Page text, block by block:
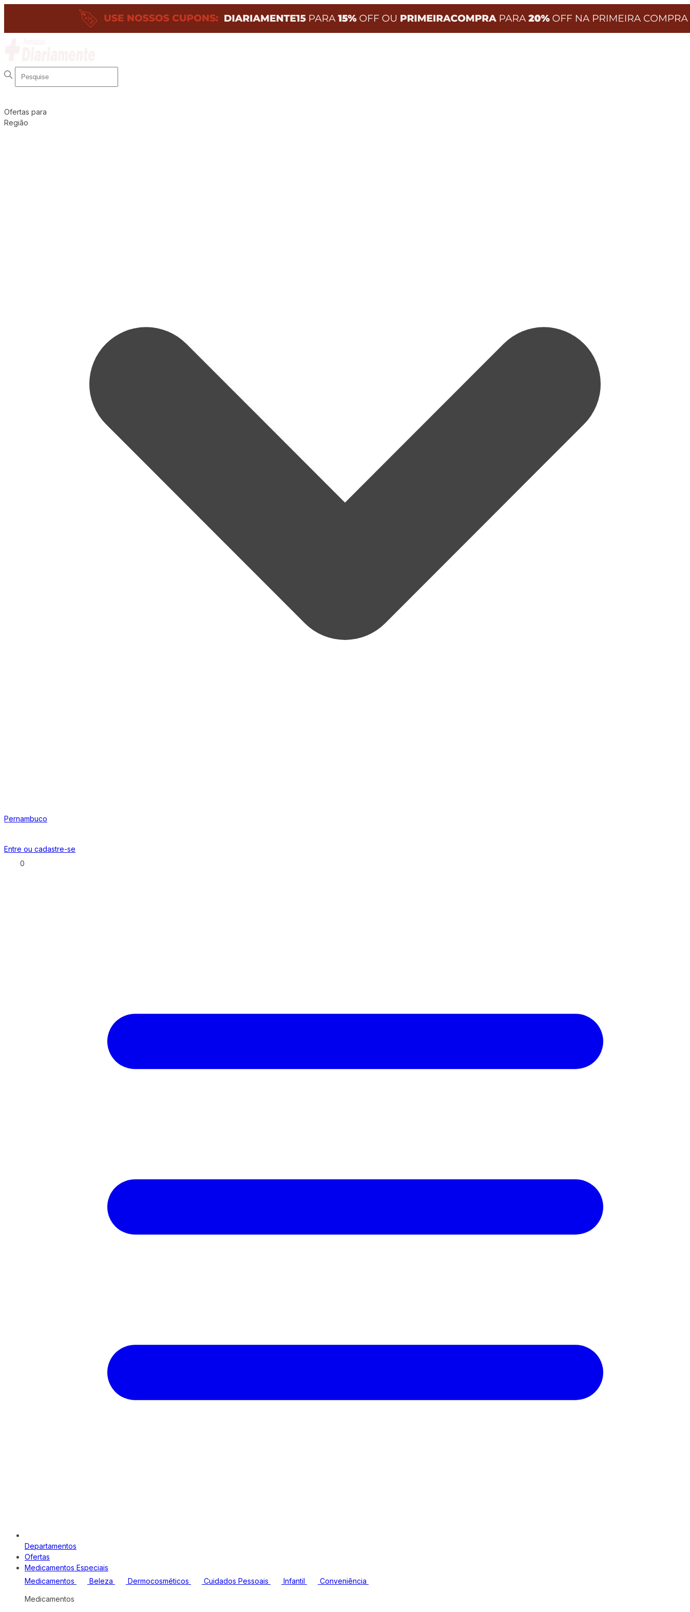
Ofertas para
Região
Pernambuco
Entre ou cadastre-se
0
Departamentos
Ofertas
Medicamentos Especiais
Medicamentos
Beleza Dermocosméticos Cuidados Pessoais Infantil Conveniência
Medicamentos